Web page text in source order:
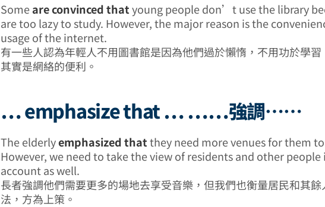
Someare convinced thatyoung people don’t use the library
are too lazy to study. However, the major reason is the
usage of the internet.
有一些人認為年輕人不用圖書館是因為他們過於懶惰，不用功於學
其實是網絡的便利。
… emphasize that … ……強調……
The elderlyemphasized thatthey need more venues for them
However, we need to take the view of residents and other
account as well.
長者強調他們需要更多的場地去享受音樂，但我們也衡量居民和其餘
法，方為上策。